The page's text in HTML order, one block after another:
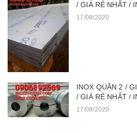
/ GIÁ RẺ NHẤT /
17/08/2020
INOX QUẬN 2 /
/ GIÁ RẺ NHẤT /
17/08/2020